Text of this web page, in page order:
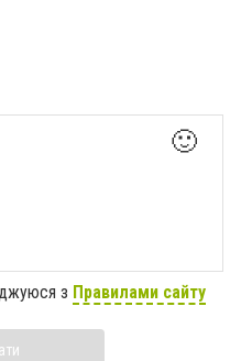
🙂
з Правилами сайту